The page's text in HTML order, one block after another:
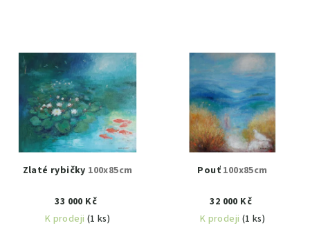
Zlaté rybičky 100x85cm
33 000 Kč
K prodeji (1 ks)
Pouť 100x85cm
32 000 Kč
K prodeji (1 ks)